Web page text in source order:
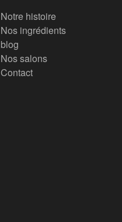
Notre histoire
Nos ingrédients
blog
Nos salons
Contact